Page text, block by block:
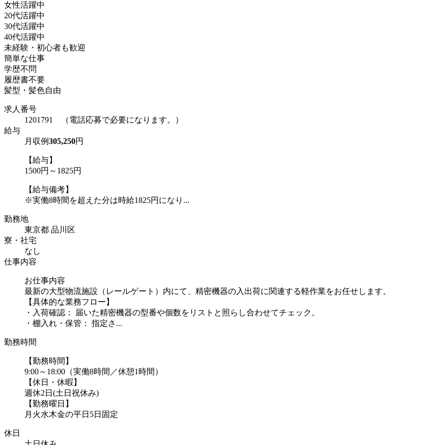
女性活躍中
20代活躍中
30代活躍中
40代活躍中
未経験・初心者も歓迎
簡単な仕事
学歴不問
履歴書不要
髪型・髪色自由
求人番号
1201791 （電話応募で必要になります。）
給与
月収例305,250円
【給与】
1500円～1825円
【給与備考】
※実働8時間を超えた分は時給1825円になり...
勤務地
東京都 品川区
寮・社宅
なし
仕事内容
お仕事内容
最新の大型物流施設（レールゲート）内にて、精密機器の入出荷に関連する軽作業をお任せします。
【具体的な業務フロー】
・入荷確認： 届いた精密機器の型番や個数をリストと照らし合わせてチェック。
・棚入れ・保管： 指定さ...
勤務時間
【勤務時間】
9:00～18:00（実働8時間／休憩1時間）
【休日・休暇】
週休2日(土日祝休み)
【勤務曜日】
月火水木金の平日5日固定
休日